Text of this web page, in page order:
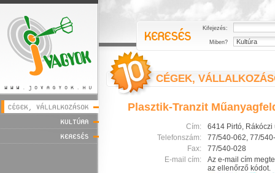
Kifejezés:
Miben?
CÉGEK,
Plasztik-Tranzit
Cím:
6414 Pirtó, Rákóczi
Telefonszám:
77/540-062, 77/
Fax:
77/540-028
E-mail cím:
Az e-mail cím
az ellenőrző kódot.